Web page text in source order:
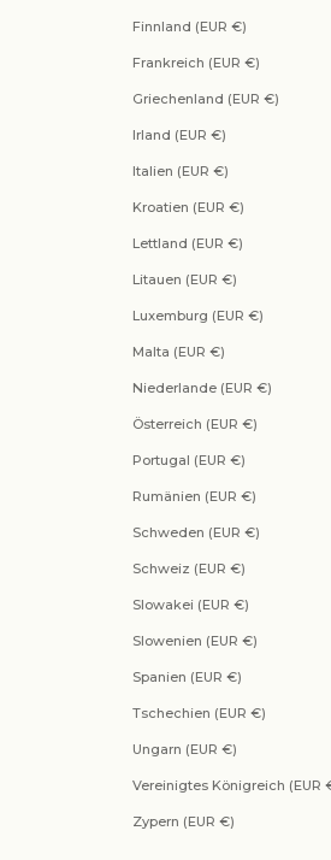
Finnland (EUR €)
Frankreich (EUR €)
Griechenland (EUR €)
Irland (EUR €)
Italien (EUR €)
Kroatien (EUR €)
Lettland (EUR €)
Litauen (EUR €)
Luxemburg (EUR €)
Malta (EUR €)
Niederlande (EUR €)
Österreich (EUR €)
Portugal (EUR €)
Rumänien (EUR €)
Schweden (EUR €)
Schweiz (EUR €)
Slowakei (EUR €)
Slowenien (EUR €)
Spanien (EUR €)
Tschechien (EUR €)
Ungarn (EUR €)
Vereinigtes Königreich (EUR
Zypern (EUR €)